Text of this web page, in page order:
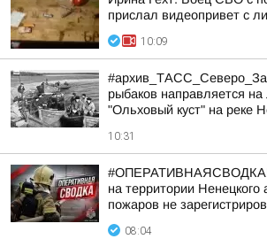
прислал видеопривет с
10:09
рыбаков направляется на
"Ольховый куст" на реке
10:31
на территории Ненецкого
пожаров не
08:04